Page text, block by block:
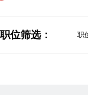
职位筛选： 职